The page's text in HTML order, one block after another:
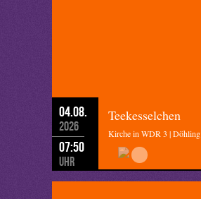
04.08.
2026
07:50
Uhr
Teekesselchen
Kirche in WDR 3 | Döhling